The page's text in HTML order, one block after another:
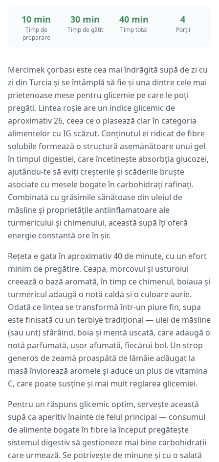
10 min
Timp de
preparare
30 min
Timp de gătit
40 min
Timp total
4
Porții
Mercimek çorbası este cea mai îndrăgită supă de zi cu
zi din Turcia și se întâmplă să fie și una dintre cele mai
prietenoase mese pentru glicemie pe care le poți
pregăti. Lintea roșie are un indice glicemic de
aproximativ 26, ceea ce o plasează clar în categoria
alimentelor cu IG scăzut. Conținutul ei ridicat de fibre
solubile formează o structură asemănătoare unui gel
în timpul digestiei, care încetinește absorbția glucozei,
ajutându-te să eviți creșterile și scăderile bruște
asociate cu mesele bogate în carbohidrați rafinați.
Combinată cu grăsimile sănătoase din uleiul de
măsline și proprietățile antiinflamatoare ale
turmericului și chimenului, această supă îți oferă
energie constantă ore în șir.
Rețeta e gata în aproximativ 40 de minute, cu un efort
minim de pregătire. Ceapa, morcovul și usturoiul
creează o bază aromată, în timp ce chimenul, boiaua și
turmericul adaugă o notă caldă și o culoare aurie.
Odată ce lintea se transformă într-un piure fin, supa
este finisată cu un terbiye tradițional — ulei de măsline
(sau unt) sfârâind, boia și mentă uscată, care adaugă o
notă parfumată, ușor afumată, fiecărui bol. Un strop
generos de zeamă proaspătă de lămâie adăugat la
masă înviorează aromele și aduce un plus de vitamina
C, care poate susține și mai mult reglarea glicemiei.
Pentru un răspuns glicemic optim, servește această
supă ca aperitiv înainte de felul principal — consumul
de alimente bogate în fibre la început pregătește
sistemul digestiv să gestioneze mai bine carbohidrații
care urmează. Se potrivește de minune și cu o salată